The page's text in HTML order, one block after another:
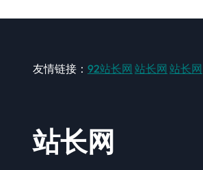
友情链接： 92站长网 站长网 站长网
站长网